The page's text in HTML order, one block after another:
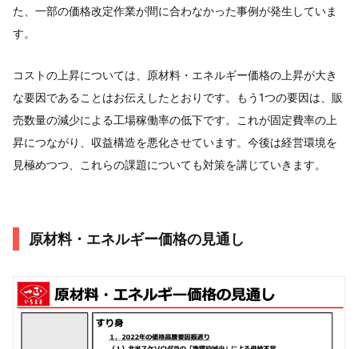
た、一部の価格改定作業が間に合わなかった事例が発生していま
す。
コストの上昇については、原材料・エネルギー価格の上昇が大き
な要因であることはお伝えしたとおりです。もう1つの要因は、販
売数量の減少による工場稼働率の低下です。これが固定費率の上
昇につながり、収益構造を悪化させています。今後は経営環境を
見極めつつ、これらの課題についても対策を講じていきます。
原材料・エネルギー価格の見通し